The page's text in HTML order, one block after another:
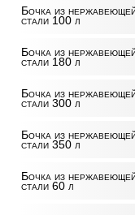
Бочка из
стали 100 л
Бочка из
стали 180 л
Бочка из
стали 300 л
Бочка из
стали 350 л
Бочка из
стали 60 л